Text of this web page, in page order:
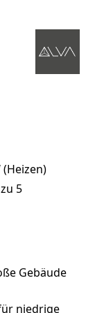
(Heizen)
5
Gebäude
niedrige